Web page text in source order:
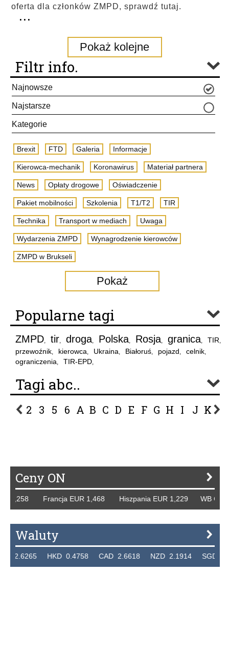
oferta dla członków ZMPD, sprawdź tutaj.
...
Pokaż kolejne
Filtr info.
Najnowsze
Najstarsze
Kategorie
Brexit FTD Galeria Informacje
Kierowca-mechanik Koronawirus Materiał partnera
News Opłaty drogowe Oświadczenie
Pakiet mobilności Szkolenia T1/T2 TIR
Technika Transport w mediach Uwaga
Wydarzenia ZMPD Wynagrodzenie kierowców
ZMPD w Brukseli
Pokaż
Popularne tagi
ZMPD, tir, droga, Polska, Rosja, granica, TIR,
przewoźnik, kierowca, Ukraina, Białoruś, pojazd, celnik,
ograniczenia, TIR-EPD,
Tagi abc..
2 3 5 6 A B C D E F G H I J K L
Ceny ON
Francja EUR 1,468 Hiszpania EUR 1,229 WB GBP
Waluty
HKD 0.4758 CAD 2.6618 NZD 2.1914 SGD